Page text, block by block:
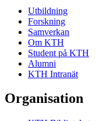
Utbildning
Forskning
Samverkan
Om KTH
Student på KTH
Alumni
KTH Intranät
Organisation